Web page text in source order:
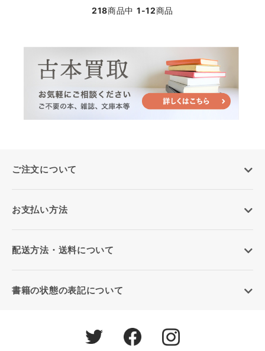
218商品中 1-12商品
ご注文について
お支払い方法
配送方法・送料について
書籍の状態の表記について